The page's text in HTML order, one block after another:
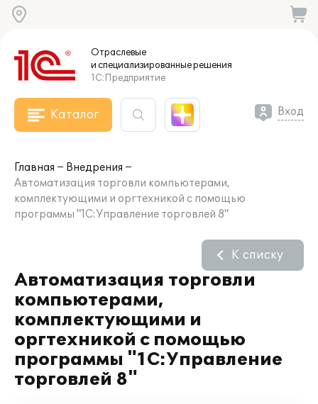
Отраслевые
и специализированныерешения
1С:Предприятие
Каталог Вход
Главная
Внедрения
Автоматизация торговли компьютерами,
комплектующими и оргтехникой с помощью
программы "1С:Управление торговлей 8"
Автоматизация торговли
компьютерами,
комплектующими и
оргтехникой с помощью
программы "1С:Управление
торговлей 8"
К списку